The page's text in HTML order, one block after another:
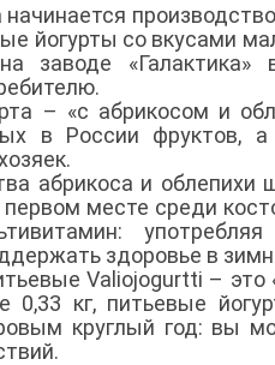
йогурты со вкусами
заводе
– «с абрикосом и
в России фруктов, а
абрикоса и облепихи
месте среди
здоровье в
Valiojogurtti – это
0,33 кг, питьевые
круглый год: вы